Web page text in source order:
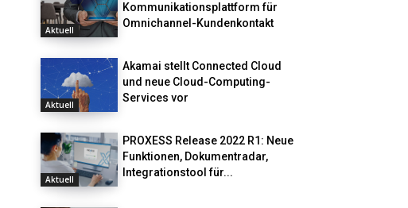
Aktuell
Kommunikationsplattform für
Omnichannel-Kundenkontakt
Aktuell
Akamai stellt Connected Cloud
und neue Cloud-Computing-
Services vor
Aktuell
PROXESS Release 2022 R1: Neue
Funktionen, Dokumentradar,
Integrationstool für...